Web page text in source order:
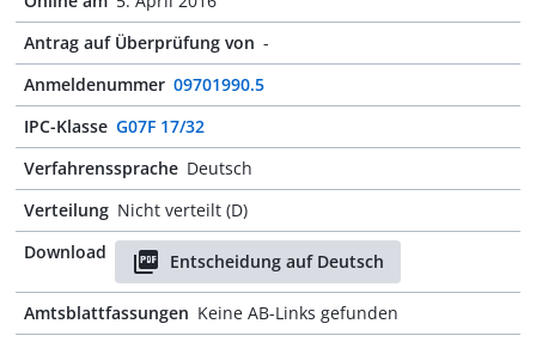
Antrag auf Überprüfung von -
Anmeldenummer 09701990.5
IPC-Klasse G07F 17/32
Verfahrenssprache Deutsch
Verteilung Nicht verteilt (D)
Download
Entscheidung auf Deutsch
Amtsblattfassungen Keine AB-Links gefunden